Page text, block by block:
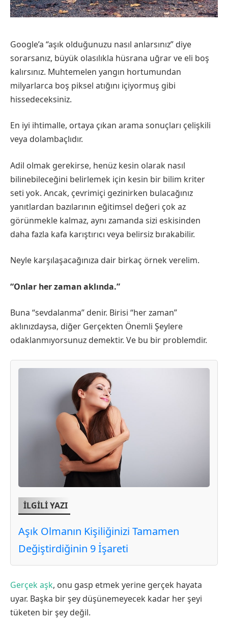
Google’a “aşık olduğunuzu nasıl anlarsınız” diye
sorarsanız, büyük olasılıkla hüsrana uğrar ve eli boş
kalırsınız. Muhtemelen yangın hortumundan
milyarlarca boş piksel atığını içiyormuş gibi
hissedeceksiniz.
En iyi ihtimalle, ortaya çıkan arama sonuçları çelişkili
veya dolambaçlıdır.
Adil olmak gerekirse, henüz kesin olarak nasıl
bilinebileceğini belirlemek için kesin bir bilim kriter
seti yok. Ancak, çevrimiçi gezinirken bulacağınız
yanıtlardan bazılarının eğitimsel değeri çok az
görünmekle kalmaz, aynı zamanda sizi eskisinden
daha fazla kafa karıştırıcı veya belirsiz bırakabilir.
Neyle karşılaşacağınıza dair birkaç örnek verelim.
“Onlar her zaman aklında.”
Buna “sevdalanma” denir. Birisi “her zaman”
aklınızdaysa, diğer Gerçekten Önemli Şeylere
odaklanmıyorsunuz demektir. Ve bu bir problemdir.
İLGİLİ YAZI
Aşık Olmanın Kişiliğinizi Tamamen
Değiştirdiğinin 9 İşareti
Gerçek aşk, onu gasp etmek yerine gerçek hayata
uyar. Başka bir şey düşünemeyecek kadar her şeyi
tüketen bir şey değil.